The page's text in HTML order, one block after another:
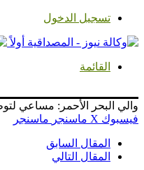
تسجيل الدخول
القائمة
والي البحر الأحمر: مساعي
فيسبوك ‫X ماسنجر ماسنجر
المقال السابق
المقال التالي